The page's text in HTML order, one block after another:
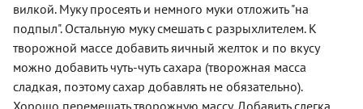
вилкой. Муку просеять и немного муки отложить "на
подпыл". Остальную муку смешать с разрыхлителем. К
творожной массе добавить яичный желток и по вкусу
можно добавить чуть-чуть сахара (творожная масса
сладкая, поэтому сахар добавлять не обязательно).
Хорошо перемешать творожную массу. Добавить слегка